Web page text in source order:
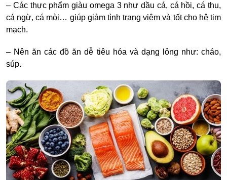
– Các thực phẩm giàu omega 3 như dầu cá, cá hồi, cá thu,
cá ngừ, cá mòi… giúp giảm tình trạng viêm và tốt cho hệ tim
mạch.
– Nên ăn các đồ ăn dễ tiêu hóa và dạng lỏng như: cháo,
súp.